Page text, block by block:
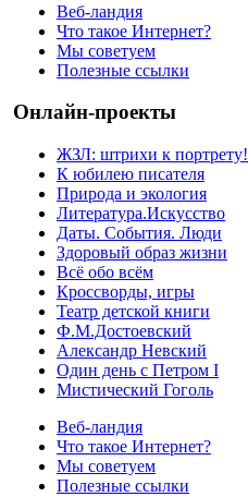
Веб-ландия
Что такое Интернет?
Мы советуем
Полезные ссылки
Онлайн-проекты
ЖЗЛ: штрихи к портрету!
К юбилею писателя
Природа и экология
Литература.Искусство
Даты. События. Люди
Здоровый образ жизни
Всё обо всём
Кроссворды, игры
Театр детской книги
Ф.М.Достоевский
Александр Невский
Один день с Петром I
Мистический Гоголь
Веб-ландия
Что такое Интернет?
Мы советуем
Полезные ссылки